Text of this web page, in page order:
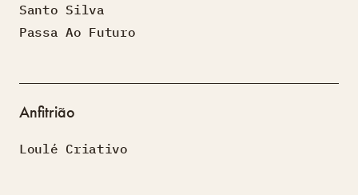
Santo Silva
Passa Ao Futuro
Anfitrião
Loulé Criativo